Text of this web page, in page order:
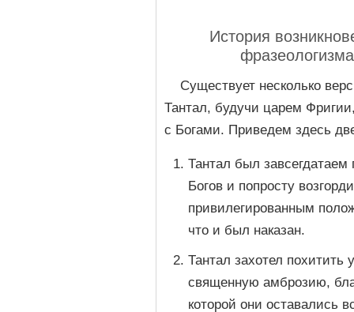
История
фразеологизма
Существует несколько
Тантал, будучи царем
с Богами. Приведем здесь
Тантал был завсегдатаем
Богов и попросту
привилегированным
что и был наказан.
Тантал захотел похитить
священную амброзию,
которой они оставались